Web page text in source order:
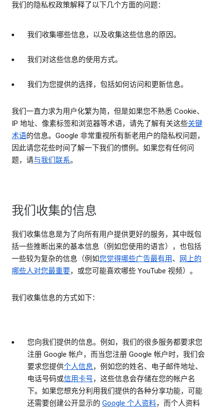
我们的隐私权政策解释了以下几个方面的问题：
我们收集哪些信息，以及收集这些信息的原因。
我们对这些信息的使用方式。
我们为您提供的选择，包括如何访问和更新信息。
我们一直力求为用户化繁为简，但是如果您不熟悉 Cookie、
IP 地址、像素标签和浏览器等术语，请先了解有关这些关键
术语的信息。Google 非常重视所有新老用户的隐私权问题，
因此请您花些时间了解一下我们的惯例。如果您有任何问
题，请与我们联系。
我们收集的信息
我们收集信息是为了向所有用户提供更好的服务，其中既包
括一些推断出来的基本信息（例如您使用的语言），也包括
一些较为复杂的信息（例如您觉得哪些广告最有用、
网上的
哪些人对您最重要，或您可能喜欢哪些 YouTube 视频）。
我们收集信息的方式如下：
您向我们提供的信息。 例如，我们的很多服务都要求您
注册 Google 帐户，而当您注册 Google 帐户时，我们会
要求您提供个人信息，例如您的姓名、电子邮件地址、
电话号码或信用卡号，这些信息会存储在您的帐户名
下。如果您想充分利用我们提供的各种分享功能，可能
还需要创建公开显示的 Google 个人资料，而个人资料